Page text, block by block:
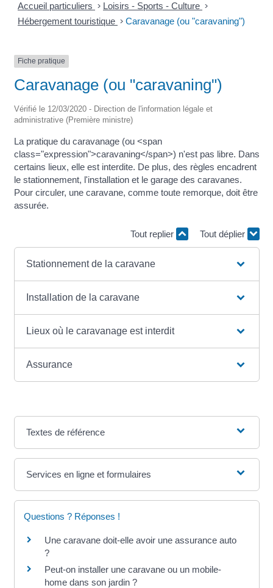
Accueil particuliers > Loisirs - Sports - Culture >
Hébergement touristique > Caravanage (ou "caravaning")
Fiche pratique
Caravanage (ou "caravaning")
Vérifié le 12/03/2020 - Direction de l'information légale et
administrative (Première ministre)
La pratique du caravanage (ou <span
class="expression">caravaning</span>) n'est pas libre. Dans
certains lieux, elle est interdite. De plus, des règles encadrent
le stationnement, l'installation et le garage des caravanes.
Pour circuler, une caravane, comme toute remorque, doit être
assurée.
Tout replier Tout déplier
Stationnement de la caravane
Installation de la caravane
Lieux où le caravanage est interdit
Assurance
Textes de référence
Services en ligne et formulaires
Questions ? Réponses !
Une caravane doit-elle avoir une assurance auto
?
Peut-on installer une caravane ou un mobile-
home dans son jardin ?